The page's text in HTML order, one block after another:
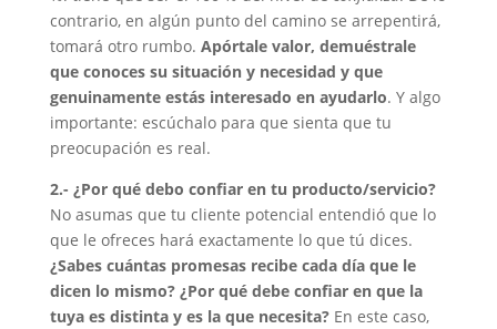
contrario, en algún punto del camino se arrepentirá,
tomará otro rumbo. Apórtale valor, demuéstrale
que conoces su situación y necesidad y que
genuinamente estás interesado en ayudarlo. Y algo
importante: escúchalo para que sienta que tu
preocupación es real.
2.- ¿Por qué debo confiar en tu producto/servicio?
No asumas que tu cliente potencial entendió que lo
que le ofreces hará exactamente lo que tú dices.
¿Sabes cuántas promesas recibe cada día que le
dicen lo mismo? ¿Por qué debe confiar en que la
tuya es distinta y es la que necesita?En este caso,